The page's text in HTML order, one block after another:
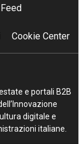
Cookie Center
e portali B2B
digitale e
italiane.